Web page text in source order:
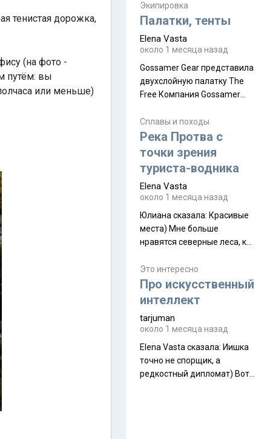
тенистая дорожка,
(на фото -
путём: вы
или меньше)
надеюсь увидеть.
Экипировка
Палатки, тенты
Elena Vasta
около 1 месяца назад
Gossamer Gear представила
двухслойную палатку The
Free Компания Gossamer
туристическую палатку The
Free, которая стала первой
ультралегкой моделью в
ассортименте
производителя. Новинка
получила двухслойную
конструкцию с отдельным
внешним тентом и сетчатой
внутренней палаткой, а ее
комплектации составляет
около 845 г. Палатка весит
менее
Сплавы и походы
Река Протва с
точки зрения
туриста-водника
Elena Vasta
около 1 месяца назад
Юлиана сказалa: Красивые
места) Мне больше
нравятся северные леса, как
южной тайги
Это интересно
Про искусственный
интеллект
tarjuman
около 1 месяца назад
Elena Vasta сказалa: Иишка
точно не спорщик, а
редкостный дипломат) Вот,